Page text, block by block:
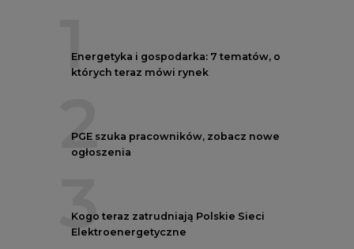
1
Energetyka i gospodarka: 7 tematów, o
których teraz mówi rynek
2
PGE szuka pracowników, zobacz nowe
ogłoszenia
3
Kogo teraz zatrudniają Polskie Sieci
Elektroenergetyczne